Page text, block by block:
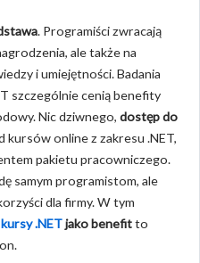
. Programiści zwracają
ale także na
i umiejętności. Badania
szczególnie cenią benefity
Nic dziwnego, dostęp do
kursów online z zakresu .NET,
pakietu pracowniczego.
samym programistom, ale
dla firmy. W tym
kursy .NETjako benefitto